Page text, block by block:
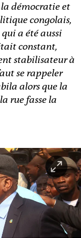
démocratie et
congolais,
a été aussi
constant,
stabilisateur à
se rappeler
alors que la
rue fasse la